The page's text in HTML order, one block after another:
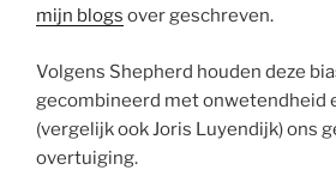
mijn blogs over geschreven.
Volgens Shepherd houden deze
gecombineerd met onwetendheid
(vergelijk ook Joris Luyendijk) ons
overtuiging.